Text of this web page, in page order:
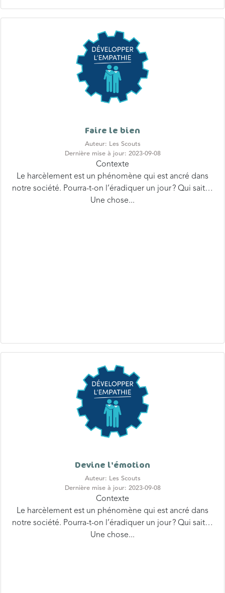
Auteur: Les Scouts
Contexte
Le harcèlement est un phénomène qui est ancré dans
notre société. Pourra-t-on l’éradiquer un jour ? Qui sait…
Une chose...
Auteur: Les Scouts
Contexte
Le harcèlement est un phénomène qui est ancré dans
notre société. Pourra-t-on l’éradiquer un jour ? Qui sait…
Une chose...